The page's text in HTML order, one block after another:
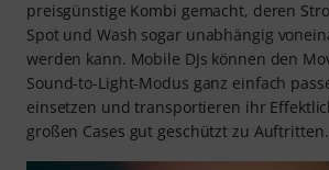
preisgünstige Kombi gemacht, deren
Spot und Wash sogar unabhängig
werden kann. Mobile DJs können den
Sound-to-Light-Modus ganz einfach
einsetzen und transportieren ihr
großen Cases gut geschützt zu Auftritten.